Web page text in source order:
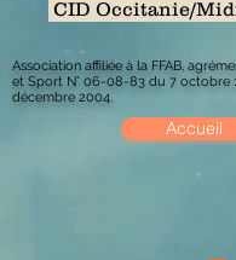
CID Occitanie/
Association affiliée à la FFAB,
et Sport N° 06-08-83 du 7 octobre
décembre 2004.
Accueil